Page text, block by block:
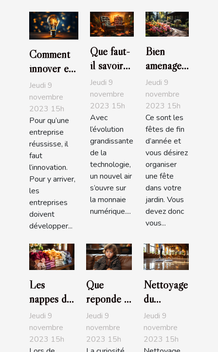
Comment
innover en
entreprise ?
Jeudi 9
novembre
2023 15h
Pour qu’une
entreprise
réussisse, il
faut
l’innovation.
Pour y arriver,
les
entreprises
doivent
développer...
Que faut-
il savoir
de la
crypto-
paradis ?
Jeudi 9
novembre
2023 15h
Avec
l’évolution
grandissante
de la
technologie,
un nouvel air
s’ouvre sur
la monnaie
numérique....
Bien
aménager
son jardin
: comment
s'y
prendre ?
Jeudi 9
novembre
2023 15h
Ce sont les
fêtes de fin
d’année et
vous désirez
organiser
une fête
dans votre
jardin. Vous
devez donc
vous...
Les
nappes de
table :
parlons-
en !
Jeudi 9
novembre
2023 15h
Que
réponde à
l’enfant
qui
demande
Jeudi 9
novembre
2023 15h
Nettoyage
du
carrelage :
parlons-
en !
Jeudi 9
novembre
2023 15h